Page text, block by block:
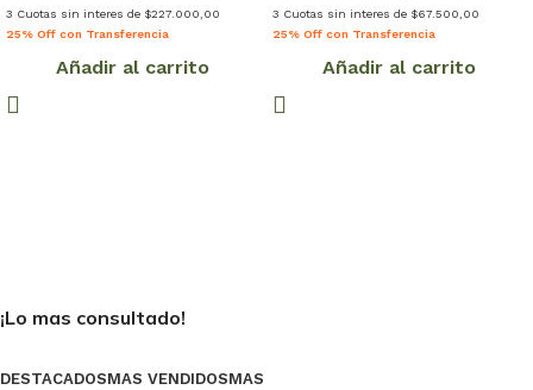
3 Cuotas sin interes de $227.000,00
25% Off con Transferencia
Añadir al carrito
3 Cuotas sin interes de $67.500,00
25% Off con Transferencia
Añadir al carrito
¡Lo mas consultado!
DESTACADOSMAS VENDIDOSMAS